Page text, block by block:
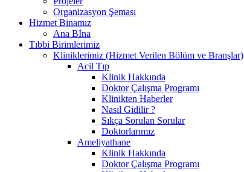
Organizasyon Şeması
Hizmet Binamız
Ana Bİna
Tıbbi Birimlerimiz
Kliniklerimiz (Hizmet Verilen Bölüm ve Branşlar)
Acil Tıp
Klinik Hakkında
Doktor Çalışma Programı
Klinikten Haberler
Nasıl Gidilir ?
Sıkça Sorulan Sorular
Doktorlarımız
Ameliyathane
Klinik Hakkında
Doktor Çalışma Programı